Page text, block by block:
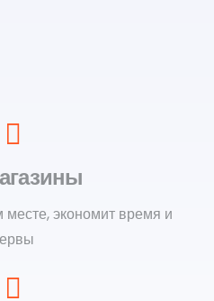
экономит время и